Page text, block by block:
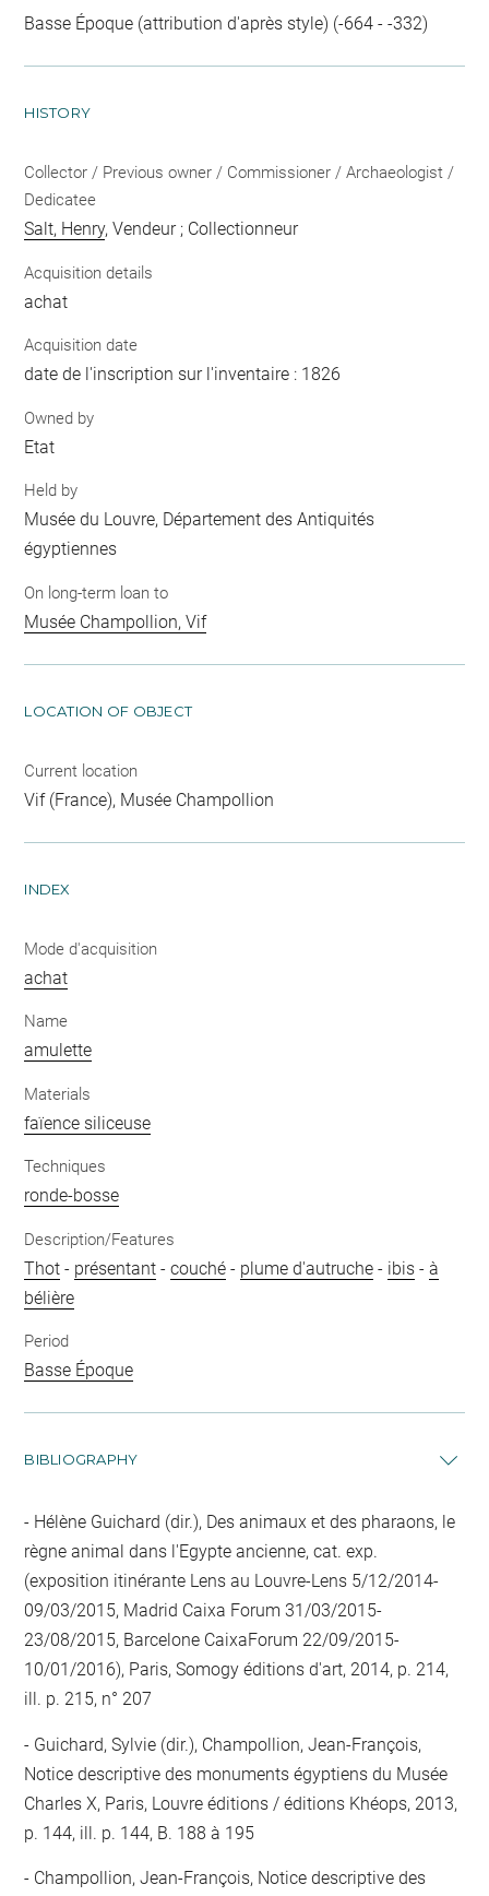
Basse Époque (attribution d'après style) (-664 - -332)
HISTORY
Collector / Previous owner / Commissioner / Archaeologist /
Dedicatee
Salt, Henry, Vendeur ; Collectionneur
Acquisition details
achat
Acquisition date
date de l'inscription sur l'inventaire : 1826
Owned by
Etat
Held by
Musée du Louvre, Département des Antiquités
égyptiennes
On long-term loan to
Musée Champollion, Vif
LOCATION OF OBJECT
Current location
Vif (France), Musée Champollion
INDEX
Mode d'acquisition
achat
Name
amulette
Materials
faïence siliceuse
Techniques
ronde-bosse
Description/Features
Thot - présentant -couché - plume d'autruche - ibis -à
bélière
Period
Basse Époque
BIBLIOGRAPHY
Hélène Guichard (dir.), Des animaux et des pharaons, le
règne animal dans l'Egypte ancienne, cat. exp.
(exposition itinérante Lens au Louvre-Lens 5/12/2014-
09/03/2015, Madrid Caixa Forum 31/03/2015-
23/08/2015, Barcelone CaixaForum 22/09/2015-
10/01/2016), Paris, Somogy éditions d'art, 2014, p. 214,
ill. p. 215, n° 207
Guichard, Sylvie (dir.), Champollion, Jean-François,
Notice descriptive des monuments égyptiens du Musée
Charles X, Paris, Louvre éditions / éditions Khéops, 2013,
p. 144, ill. p. 144, B. 188 à 195
Champollion, Jean-François, Notice descriptive des